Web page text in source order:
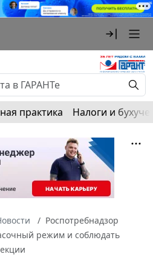
практика Налоги и
Роспотребнадзор
режим и соблюдать